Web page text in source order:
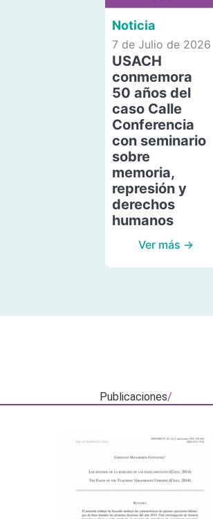
Noticia
7 de Julio de 2026
USACH
conmemora
50 años del
caso Calle
Conferencia
con seminario
sobre
memoria,
represión y
derechos
humanos
Ver más →
Publicaciones/